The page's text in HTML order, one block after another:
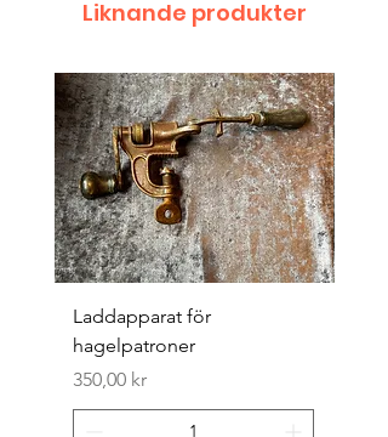
Liknande produkter
Laddapparat för
hagelpatroner
Pris
350,00 kr